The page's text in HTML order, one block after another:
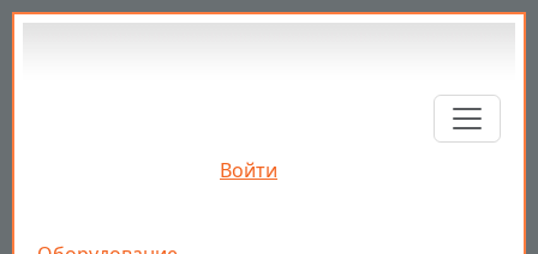
Перейти к основному содержанию
Войти